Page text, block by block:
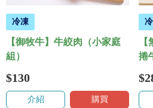
冷凍
【御牧牛】牛絞肉（小家庭
組）
$130
介紹 購買
捲